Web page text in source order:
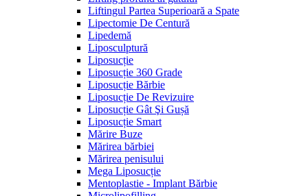
Liftingul Partea Superioară a Spate
Lipectomie De Centură
Lipedemă
Liposculptură
Liposucție
Liposucție 360 Grade
Liposucție Bărbie
Liposucție De Revizuire
Liposucție Gât Şi Gușă
Liposucție Smart
Mărire Buze
Mărirea bărbiei
Mărirea penisului
Mega Liposucție
Mentoplastie - Implant Bărbie